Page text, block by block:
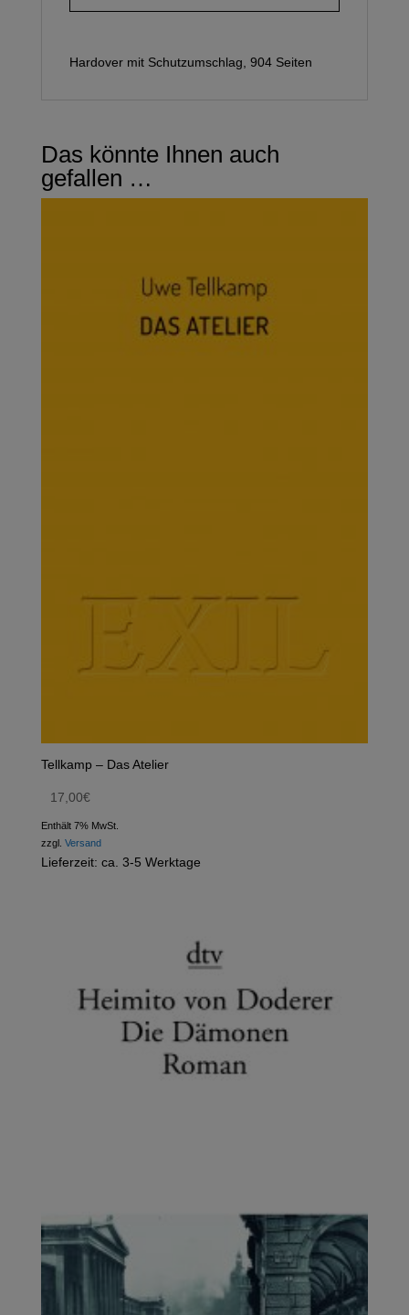
Hardover mit Schutzumschlag, 904 Seiten
Das könnte Ihnen auch
gefallen …
Tellkamp – Das Atelier
17,00€
Enthält 7% MwSt.
zzgl. Versand
Lieferzeit: ca. 3-5 Werktage